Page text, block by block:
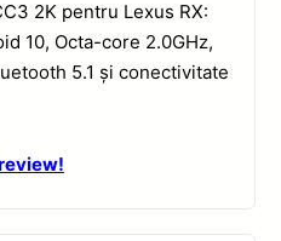
2K pentru Lexus RX:
10, Octa-core 2.0GHz,
5.1 și conectivitate